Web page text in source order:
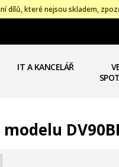
dílů, které nejsou skladem,
IT A KANCELÁŘ